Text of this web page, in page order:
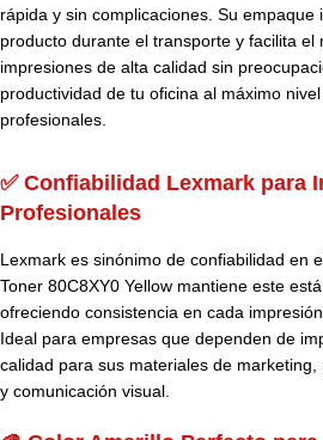
rápida y sin complicaciones. Su empaque
producto durante el transporte y facilita
impresiones de alta calidad sin
productividad de tu oficina al máximo
profesionales.
✅ Confiabilidad Lexmark para
Profesionales
Lexmark es sinónimo de confiabilidad en
Toner 80C8XY0 Yellow mantiene este
ofreciendo consistencia en cada
Ideal para empresas que dependen de
calidad para sus materiales de
y comunicación visual.